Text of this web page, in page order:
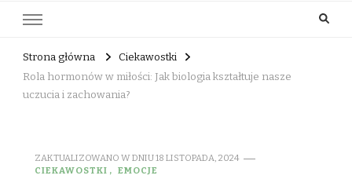
Strona główna
Ciekawostki
Rola hormonów w miłości: Jak biologia kształtuje nasze
uczucia i zachowania?
ZAKTUALIZOWANO W DNIU18 LISTOPADA, 2024
CIEKAWOSTKI
EMOCJE